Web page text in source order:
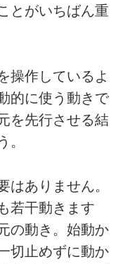
とがいちばん重
操作しているよ
的に使う動きで
を先行させる結
。
ありません。
若干動きます
の動き。始動か
切止めずに動か